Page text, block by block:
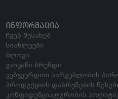
ᲘᲜᲤᲝᲠᲛᲐᲪᲘᲐ
ჩვენ შესახებ
სიახლეები
ბლოგი
გაიცანი ბრენდი
ვებგვერდით სარგებლობის
პროდუქციის დაბრუნების
კონფიდენციალურობის